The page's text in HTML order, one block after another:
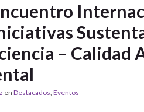
– Calidad
en Destacados, Eventos